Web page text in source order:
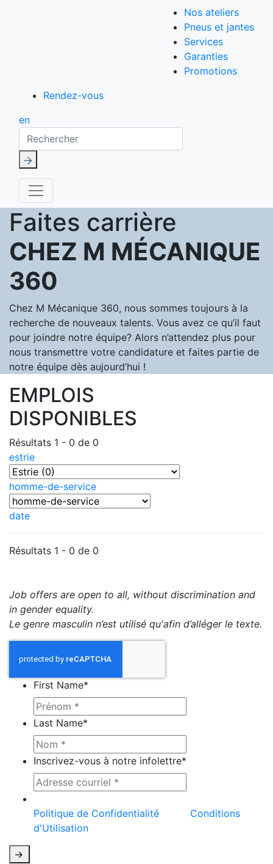
Nos ateliers
Pneus et jantes
Services
Garanties
Promotions
Rendez-vous
en
Rechercher
Faites carrière
CHEZ M MÉCANIQUE
360
Chez M Mécanique 360, nous sommes toujours à la
recherche de nouveaux talents. Vous avez ce qu’il faut
pour joindre notre équipe? Alors n’attendez plus pour
nous transmettre votre candidature et faites partie de
notre équipe dès aujourd’hui !
EMPLOIS
DISPONIBLES
Résultats 1 - 0 de 0
estrie
homme-de-service
date
Résultats 1 - 0 de 0
Job offers are open to all, without discrimination and
in gender equality.
Le genre masculin n’est utilisé qu'afin d’alléger le texte.
First Name*
Last Name*
Inscrivez-vous à notre infolettre*
Politique de Confidentialité
Conditions
d'Utilisation
->